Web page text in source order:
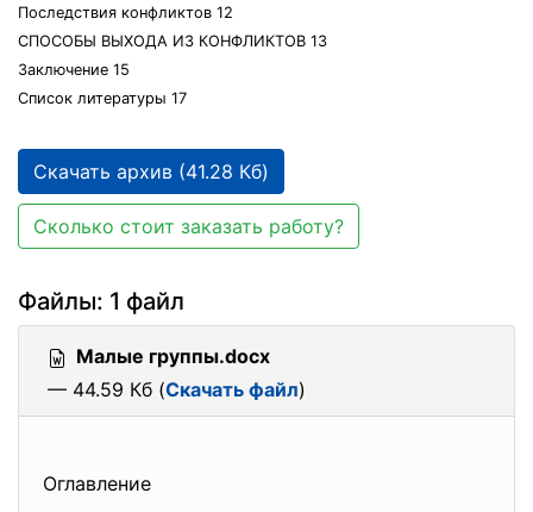
Последствия конфликтов 12
СПОСОБЫ ВЫХОДА ИЗ КОНФЛИКТОВ 13
Заключение 15
Список литературы 17
Скачать архив (41.28 Кб)
Сколько стоит заказать работу?
Файлы: 1 файл
Малые группы.docx
— 44.59 Кб (Скачать файл)
Оглавление